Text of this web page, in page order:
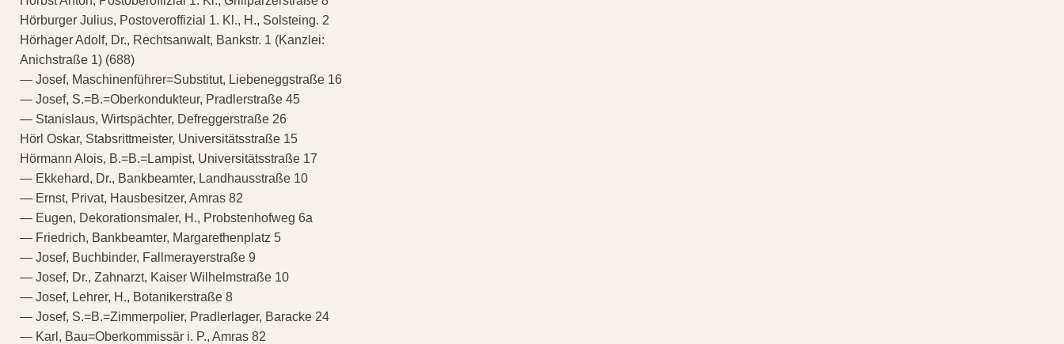
Hörburger Julius, Postoveroffizial 1. Kl., H., Solsteing. 2
Hörhager Adolf, Dr., Rechtsanwalt, Bankstr. 1 (Kanzlei:
Anichstraße 1) (688)
— Josef, Maschinenführer=Substitut, Liebeneggstraße 16
— Josef, S.=B.=Oberkondukteur, Pradlerstraße 45
— Stanislaus, Wirtspächter, Defreggerstraße 26
Hörl Oskar, Stabsrittmeister, Universitätsstraße 15
Hörmann Alois, B.=B.=Lampist, Universitätsstraße 17
— Ekkehard, Dr., Bankbeamter, Landhausstraße 10
— Ernst, Privat, Hausbesitzer, Amras 82
— Eugen, Dekorationsmaler, H., Probstenhofweg 6a
— Friedrich, Bankbeamter, Margarethenplatz 5
— Josef, Buchbinder, Fallmerayerstraße 9
— Josef, Dr., Zahnarzt, Kaiser Wilhelmstraße 10
— Josef, Lehrer, H., Botanikerstraße 8
— Josef, S.=B.=Zimmerpolier, Pradlerlager, Baracke 24
— Karl, Bau=Oberkommissär i. P., Amras 82